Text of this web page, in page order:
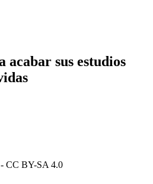
acabar sus estudios
CC BY-SA 4.0